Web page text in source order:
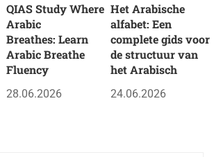
QIAS Study Where
Arabic
Breathes: Learn
Arabic Breathe
Fluency
28.06.2026
Het Arabische
alfabet: Een
complete gids voor
de structuur van
het Arabisch
24.06.2026